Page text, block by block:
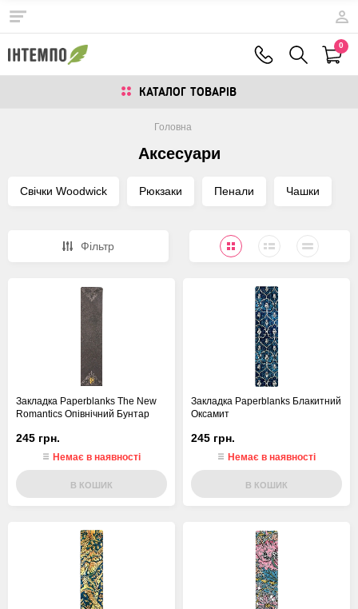
0
КАТАЛОГ ТОВАРIВ
Головна
Аксесуари
Свічки Woodwick Рюкзаки Пенали Чашки
Фiльтр
Закладка Paperblanks The New
Romantics Опівнічний Бунтар
245 грн.
Немає в наявності
В КОШИК
Закладка Paperblanks Блакитний
Оксамит
245 грн.
Немає в наявності
В КОШИК